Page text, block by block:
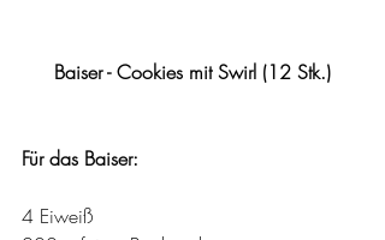
Baiser - Cookies mit Swirl (12 Stk.)
Für das Baiser:
4 Eiweiß